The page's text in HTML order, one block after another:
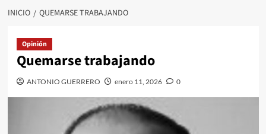
INICIO QUEMARSE TRABAJANDO
Opinión
Quemarse trabajando
ANTONIO GUERRERO enero 11, 2026 0